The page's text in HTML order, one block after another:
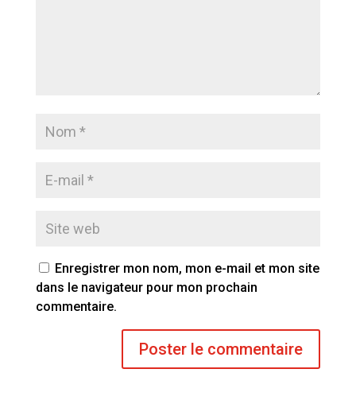
Enregistrer mon nom, mon e-mail et mon site
dans le navigateur pour mon prochain
commentaire.